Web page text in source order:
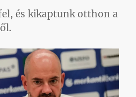
és kikaptunk otthon a